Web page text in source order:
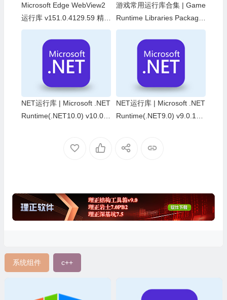
Microsoft Edge WebView2
运行库 v151.0.4129.59 精简
绿色版
游戏常用运行库合集 | Game
Runtime Libraries Package
v7.3.26.0715
NET运行库 | Microsoft .NET
Runtime(.NET10.0) v10.0.1
NET运行库 | Microsoft .NET
Runtime(.NET9.0) v9.0.18
系统组件 c++